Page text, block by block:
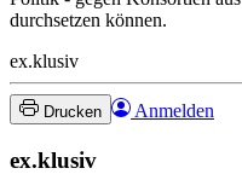
durchsetzen können.
ex.klusiv
Drucken Anmelden
ex.klusiv